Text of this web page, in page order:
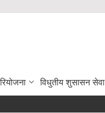
विधुतीय शुसासन सेवा